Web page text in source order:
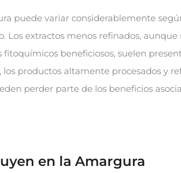
puede variar considerablemente
Los extractos menos refinados,
beneficiosos, suelen
los productos altamente procesados y
perder parte de los beneficios
en la Amargura